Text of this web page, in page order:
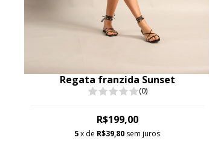
Regata franzida Sunset
(0)
R$199,00
5x de R$39,80 sem juros